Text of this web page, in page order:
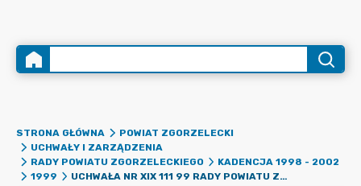
STRONA GŁÓWNA
POWIAT ZGORZELECKI
UCHWAŁY I ZARZĄDZENIA
RADY POWIATU ZGORZELECKIEGO
KADENCJA 1998 - 2002
1999
UCHWAŁA NR XIX 111 99 RADY POWIATU ZGORZELECKIEGO Z DNIA 8 LISTOPADA 1999 R. W SPRAWIE ZMIANY PLANU DOCHODÓW I WYDATKÓW BUDŻETOWYCH W 1999 R.